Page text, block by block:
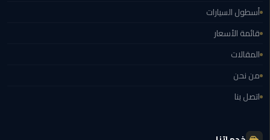
ليموزين
اسكندرية
ليموزين
الساحل
اهلا
أسطول السيارات
قائمة الأسعار
المقالات
من نحن
اتصل بنا